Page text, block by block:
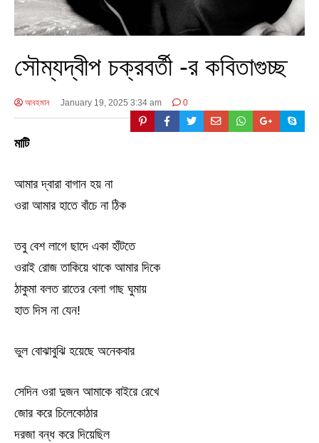
সৌম্যদ্বীপ চক্রবর্তী -র কবিতাগুচ্ছ
আবহমান January 19, 2025 3:34 am 0
মাটি
আমার দ্বারা বাগান হয় না
ওরা আমার হাতে বাঁচে না ঠিক
তবু বেশ লাগে ছাদে একা হাঁটতে
ওরাই রোজ তাকিয়ে থাকে আমার দিকে
ঠাকুমা বলত রাতের বেলা গাছ ঘুমায়
হাত দিস না যেন!
ভুল বোঝাবুঝি হয়েছে অনেকবার
সেদিন ওরা দুজন আমাকে বাইরে রেখে
জোর করে চিলেকোঠার
দরজা বন্ধ করে দিয়েছিল